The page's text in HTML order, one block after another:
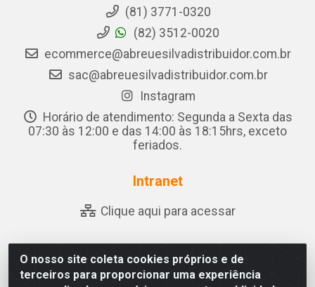
O nosso site coleta cookies próprios e de
terceiros para proporcionar uma experiência
(81) 3771-0320
(82) 3512-0020
ecommerce@abreuesilvadistribuidor.com.br
sac@abreuesilvadistribuidor.com.br
Instagram
Horário de atendimento: Segunda a Sexta das
07:30 às 12:00 e das 14:00 às 18:15hrs, exceto
feriados.
Intranet
Clique aqui para acessar
Abreu & Silva - Rua Padre Jose de Souza Leite, 265 -
Ariado, Olho D'Água das Flores/AL - CEP 57.442-000 -